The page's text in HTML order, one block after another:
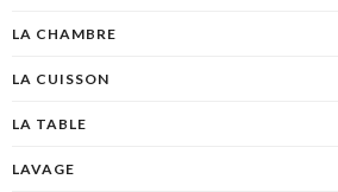
LA CHAMBRE
LA CUISSON
LA TABLE
LAVAGE